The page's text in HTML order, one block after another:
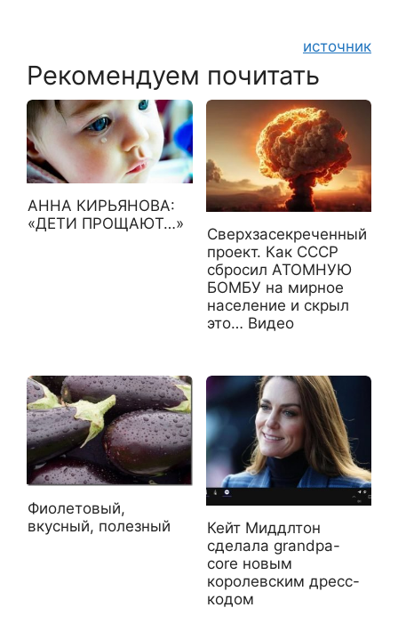
источник
Рекомендуем почитать
АННА КИРЬЯНОВА:
«ДЕТИ ПРОЩАЮТ…»
Сверхзасекреченный
проект. Как СССР
сбросил АТОМНУЮ
БОМБУ на мирное
население и скрыл
это… Видео
Фиолетовый,
вкусный, полезный
Кейт Миддлтон
сделала grandpa-
core новым
королевским дресс-
кодом